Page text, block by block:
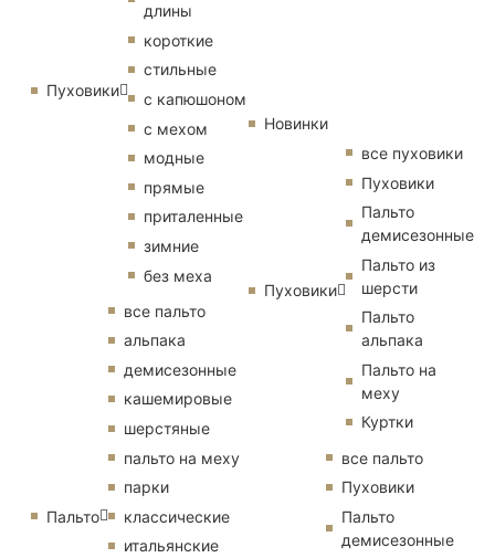
Пуховики
длины
короткие
стильные
с капюшоном
с мехом
модные
прямые
приталенные
зимние
без меха
Пальто
все пальто
альпака
демисезонные
кашемировые
шерстяные
пальто на меху
парки
классические
итальянские
Новинки
Пуховики
все пуховики
Пуховики
Пальто
демисезонные
Пальто из
шерсти
Пальто
альпака
Пальто на
меху
Куртки
все пальто
Пуховики
Пальто
демисезонные